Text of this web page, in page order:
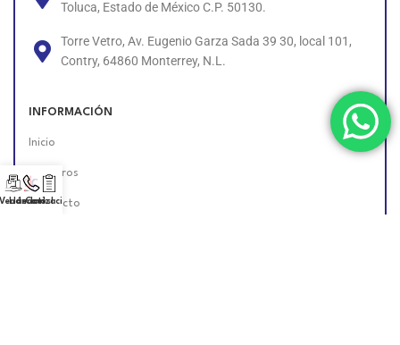
Toluca, Estado de México C.P. 50130.
Torre Vetro, Av. Eugenio Garza Sada 39 30, local 101,
Contry, 64860 Monterrey, N.L.
INFORMACIÓN
Inicio
Nosotros
Contacto
Llámanos!
Cotización